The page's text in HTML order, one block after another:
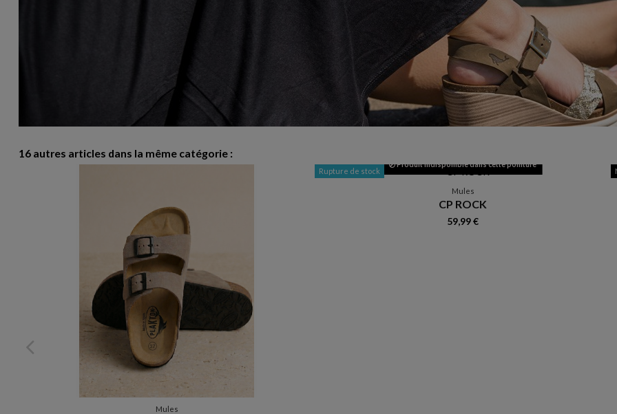
16 autres articles dans la même catégorie :
Mules
Rupture de stock
Produit indisponible dans cette pointure
Mules
CP ROCK
59,99 €